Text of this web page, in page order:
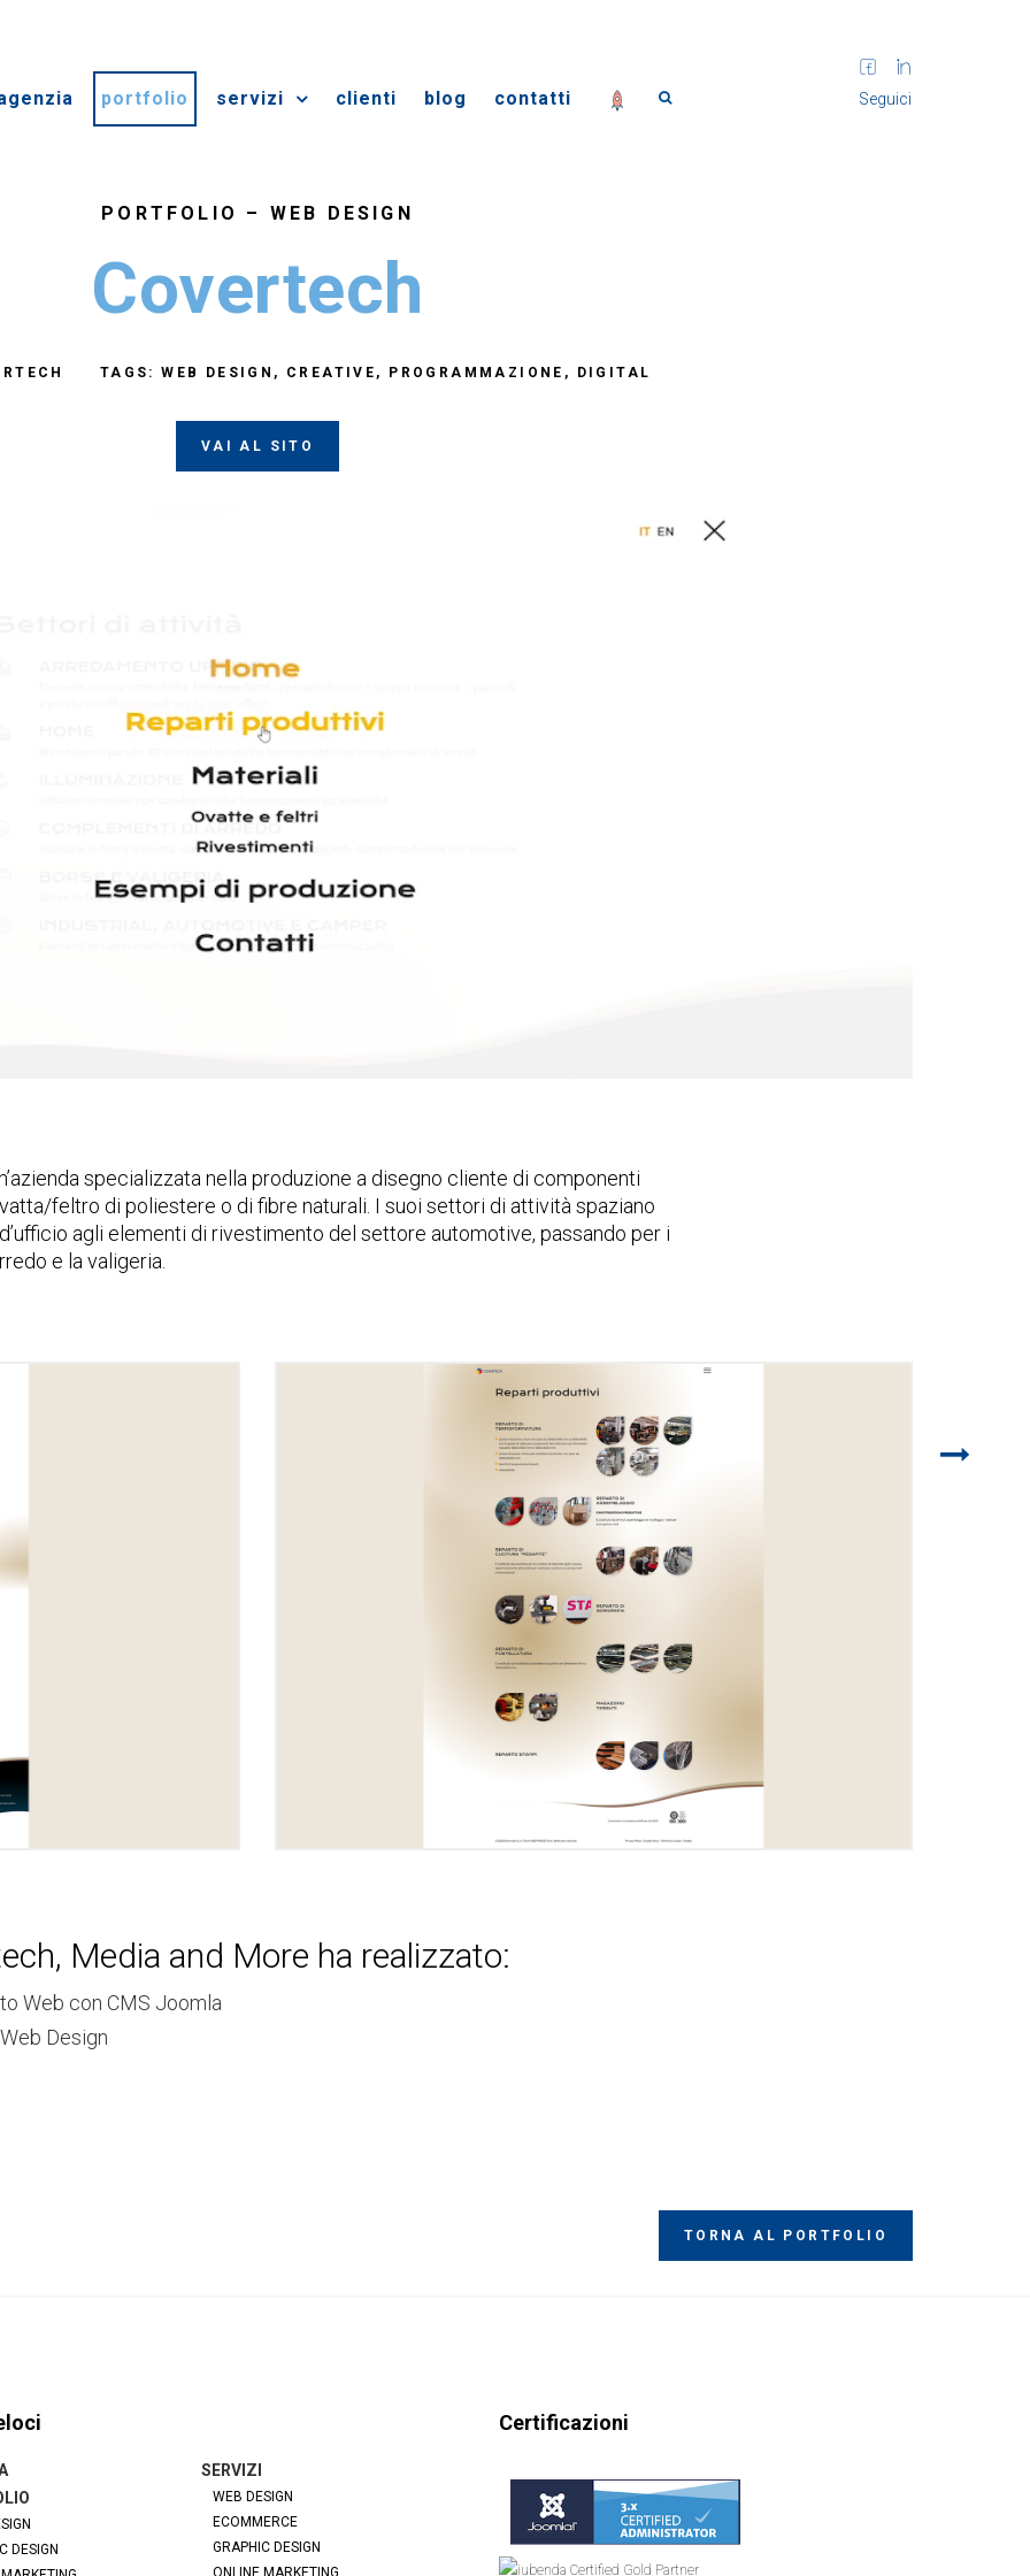
portfolio servizi clienti blog contatti Seguici
PORTFOLIO – WEB DESIGN
Covertech
TAGS:WEB DESIGN CREATIVE PROGRAMMAZIONE DIGITAL
VAI AL SITO
specializzata nella produzione a disegno cliente di componenti
feltro di poliestere o di fibre naturali. I suoi settori di attività spaziano
agli elementi di rivestimento del settore automotive, passando per i
e la valigeria.
Media and More ha realizzato:
Web con CMS Joomla
Design
TORNA AL PORTFOLIO
DESIGN
SERVIZI
WEB DESIGN
ECOMMERCE
GRAPHIC DESIGN
ONLINE MARKETING
Certificazioni